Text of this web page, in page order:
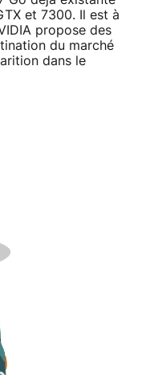
et 7300. Il est à
propose des
du marché
dans le